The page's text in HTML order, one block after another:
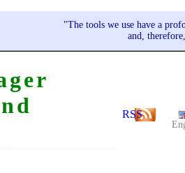
"The tools we use have a
and,
RSS